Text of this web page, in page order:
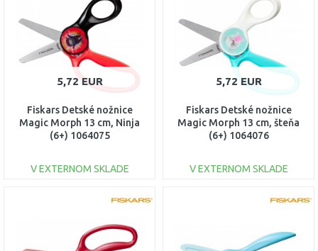
Porovnať Porovnať
5,72 EUR
Fiskars Detské nožnice
Magic Morph 13 cm, Ninja
(6+) 1064075
V EXTERNOM SKLADE
DO KOŠÍKA
Porovnať
5,72 EUR
Fiskars Detské nožnice
Magic Morph 13 cm, šteňa
(6+) 1064076
V EXTERNOM SKLADE
DO KOŠÍKA